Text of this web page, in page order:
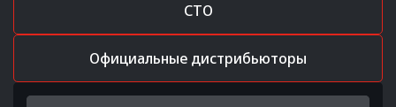
СТО
Официальные дистрибьюторы